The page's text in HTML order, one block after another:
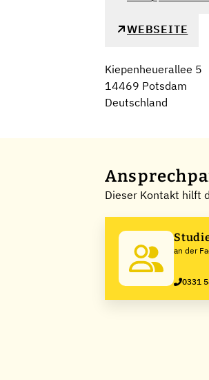
WEBSEITE
Kiepenheuerallee 5
14469 Potsdam
Deutschland
Dieser Kontakt hilft
an der
0331